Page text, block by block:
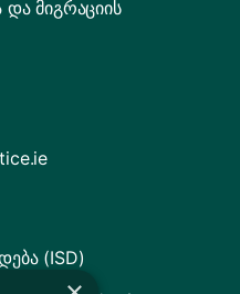
და მიგრაციის
(ISD)